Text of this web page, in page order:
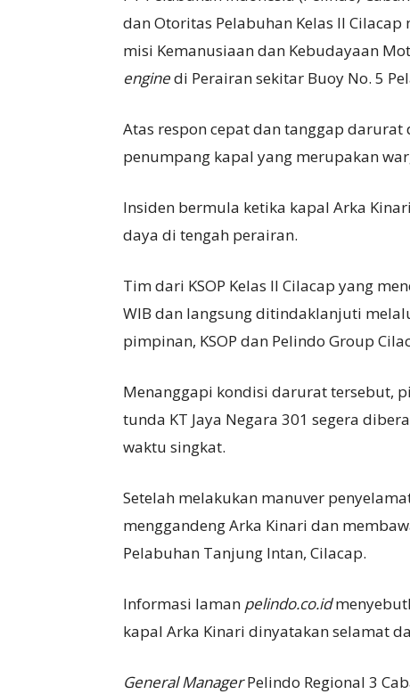
dan Otoritas Pelabuhan Kelas II
misi Kemanusiaan dan Kebudayaan
enginedi Perairan sekitar Buoy No. 5
Atas respon cepat dan tanggap
penumpang kapal yang merupakan
Insiden bermula ketika kapal Arka
daya di tengah perairan.
Tim dari KSOP Kelas II Cilacap yang
WIB dan langsung ditindaklanjuti
pimpinan, KSOP dan Pelindo Group
Menanggapi kondisi darurat tersebut,
tunda KT Jaya Negara 301 segera
waktu singkat.
Setelah melakukan manuver
menggandeng Arka Kinari dan
Pelabuhan Tanjung Intan, Cilacap.
Informasi laman pelindo.co.id
kapal Arka Kinari dinyatakan selamat
General ManagerPelindo Regional 3